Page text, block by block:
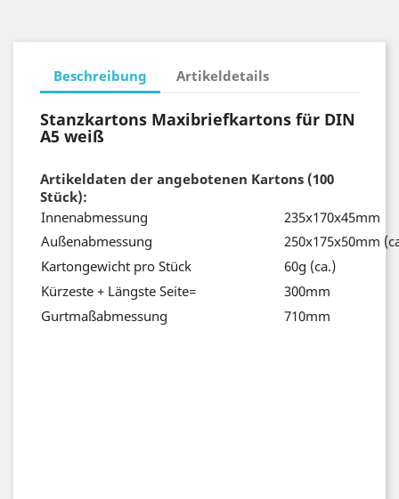
Beschreibung Artikeldetails
Stanzkartons Maxibriefkartons für DIN
A5 weiß
Artikeldaten der angebotenen Kartons (100
Stück):
Innenabmessung
235x170x45mm
Außenabmessung
250x175x50mm
Kartongewicht pro Stück
60g (ca.)
Kürzeste + Längste Seite=
300mm
Gurtmaßabmessung
710mm